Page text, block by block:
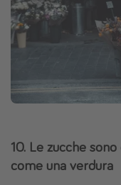
10. Le zucche
come una verdura